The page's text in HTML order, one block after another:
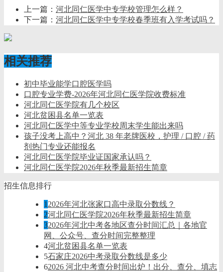
上一篇： 河北同仁医学中专学校管理怎么样？
下一篇： 河北同仁医学中专学校春季班有入学考试吗？
相关推荐
初中毕业能学口腔医学吗
口腔专业学费-2026年河北同仁医学院收费标准
河北同仁医学院有几个校区
河北贫困县名单一览表
河北同仁医学中等专业学校周末学生能出来吗
孩子没考上高中？河北 38 年老牌医校，护理 / 口腔 / 药
剂热门专业还能报名
河北同仁医学院毕业证国家承认吗？
河北同仁医学院2026年秋季最新招生简章
招生信息排行
1 2026年河北张家口高中录取分数线？
2河北同仁医学院2026年秋季最新招生简章
32026年河北中考各地区查分时间汇总｜各地官
网、公众号、查分时间完整整理
4河北贫困县名单一览表
5石家庄2026中考录取分数线是多少
62026 河北中考查分时间出炉！出分、查分、填志